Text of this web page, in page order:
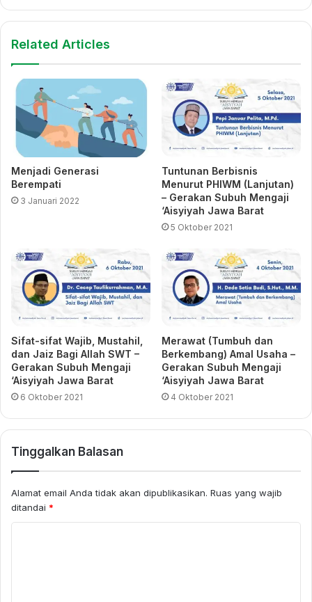
Related Articles
Menjadi Generasi
Berempati
3 Januari 2022
Tuntunan Berbisnis
Menurut PHIWM (Lanjutan)
– Gerakan Subuh Mengaji
‘Aisyiyah Jawa Barat
5 Oktober 2021
Sifat-sifat Wajib, Mustahil,
dan Jaiz Bagi Allah SWT –
Gerakan Subuh Mengaji
‘Aisyiyah Jawa Barat
6 Oktober 2021
Merawat (Tumbuh dan
Berkembang) Amal Usaha –
Gerakan Subuh Mengaji
‘Aisyiyah Jawa Barat
4 Oktober 2021
Tinggalkan Balasan
Alamat email Anda tidak akan dipublikasikan. Ruas yang wajib
ditandai *